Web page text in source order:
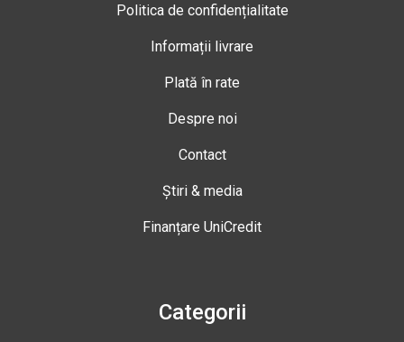
Politica de confidențialitate
Informații livrare
Plată în rate
Despre noi
Contact
Știri & media
Finanțare UniCredit
Categorii